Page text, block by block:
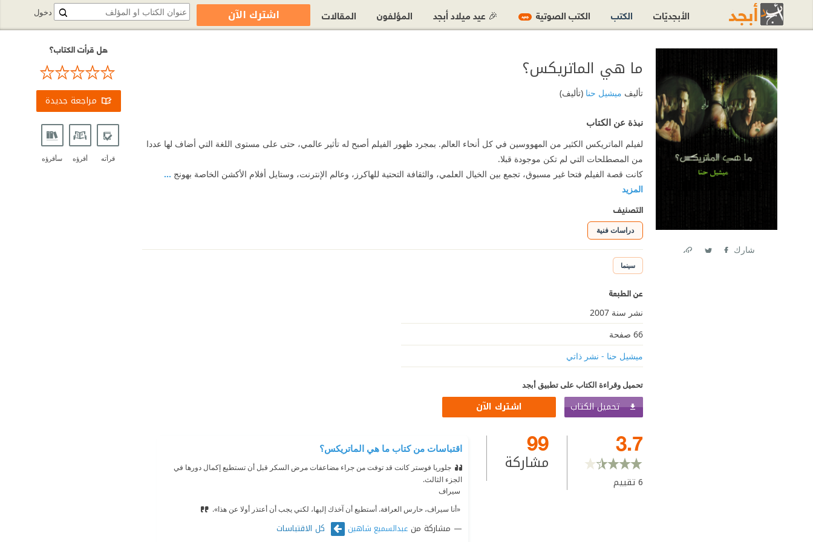
شارك
ما هي الماتريكس؟
تأليف ميشيل حنا(تأليف)
نبذة عن الكتاب
لفيلم الماتريكس الكثير من المهووسين في كل أنحاء العالم. بمجرد ظهور الفيلم أصبح له تأثير عالمي، حتى على مستوى اللغة التي أضاف لها عددا
من المصطلحات التي لم تكن موجودة قبلا.
كانت قصة الفيلم فتحا غير مسبوق، تجمع بين الخيال العلمي، والثقافة التحتية للهاكرز، وعالم الإنترنت، وستايل أفلام الأكشن الخاصة بهونج ...
المزيد
التصنيف
دراسات فنية
سينما
عن الطبعة
نشر سنة 2007
66 صفحة
ميشيل حنا - نشر ذاتي
تحميل وقراءة الكتاب على تطبيق أبجد
تحميل الكتاب اشترك الآن
3.7
6تقييم
99
مشاركة
اقتباسات من كتاب ما هي الماتريكس؟
جلوريا فوستر كانت قد توفت من جراء مضاعفات مرض السكر قبل أن تستطيع إكمال دورها في
الجزء الثالث.
‫ سيراف
‫ «أنا سيراف، حارس العرافة. أستطيع أن آخذك إليها، لكني يجب أن أعتذر أولا عن هذا».
مشاركة منعبدالسميع شاهين كل الاقتباسات
هل قرأت الكتاب؟
مراجعة جديدة
قرأته أقرؤه سأقرؤه
دخول الأبجديّات الكتب الكتب الصوتية جديد 🎉 عيد ميلاد أبجد المؤلفون المقالات اشترك الآن